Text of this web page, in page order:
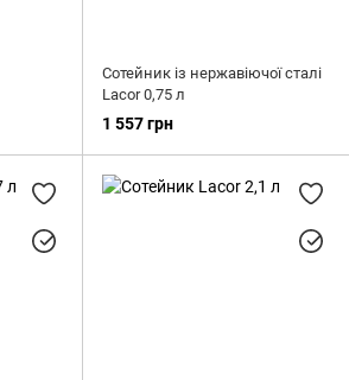
Сотейник із нержавіючої сталі
Lacor 0,75 л
1 557 грн